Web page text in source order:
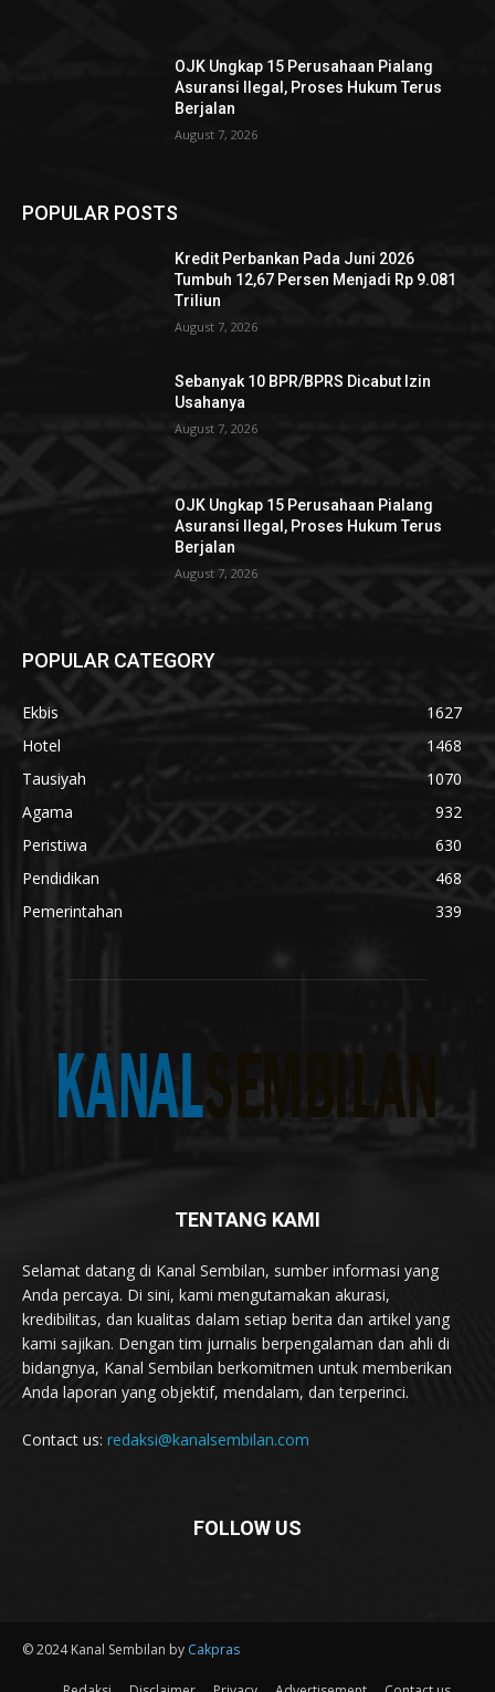
OJK Ungkap 15 Perusahaan Pialang
Asuransi Ilegal, Proses Hukum Terus
Berjalan
August 7, 2026
POPULAR POSTS
Kredit Perbankan Pada Juni 2026
Tumbuh 12,67 Persen Menjadi Rp 9.081
Triliun
August 7, 2026
Sebanyak 10 BPR/BPRS Dicabut Izin
Usahanya
August 7, 2026
OJK Ungkap 15 Perusahaan Pialang
Asuransi Ilegal, Proses Hukum Terus
Berjalan
August 7, 2026
POPULAR CATEGORY
Ekbis
1627
Hotel
1468
Tausiyah
1070
Agama
932
Peristiwa
630
Pendidikan
468
Pemerintahan
339
TENTANG KAMI
Selamat datang di Kanal Sembilan, sumber informasi yang
Anda percaya. Di sini, kami mengutamakan akurasi,
kredibilitas, dan kualitas dalam setiap berita dan artikel yang
kami sajikan. Dengan tim jurnalis berpengalaman dan ahli di
bidangnya, Kanal Sembilan berkomitmen untuk memberikan
Anda laporan yang objektif, mendalam, dan terperinci.
Contact us: redaksi@kanalsembilan.com
FOLLOW US
© 2024 Kanal Sembilan by Cakpras